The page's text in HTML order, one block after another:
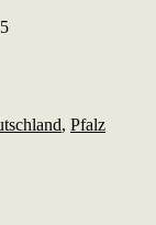
, Pfalz